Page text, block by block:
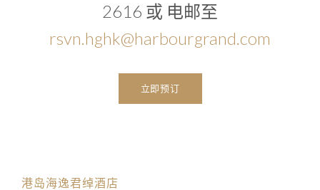
2616 或 电邮至
rsvn.hghk@harbourgrand.com
立即预订
港岛海逸君绰酒店